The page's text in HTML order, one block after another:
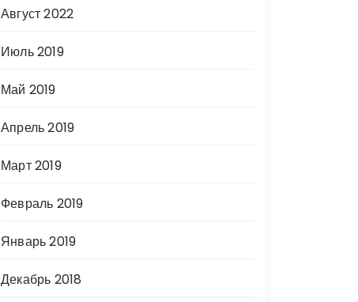
Август 2022
Июль 2019
Май 2019
Апрель 2019
Март 2019
Февраль 2019
Январь 2019
Декабрь 2018